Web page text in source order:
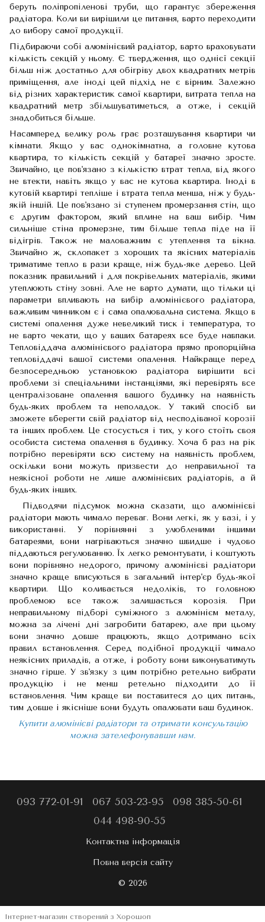
беруть поліпропіленові труби, що гарантує збереження
радіатора. Коли ви вирішили це питання, варто переходити
до вибору самої продукції.
Підбираючи собі алюмінієвий радіатор, варто враховувати
кількість секцій у ньому. Є твердження, що однієї секції
більш ніж достатньо для обігріву двох квадратних метрів
приміщення, але іноді цей підхід не є вірним. Залежно
від різних характеристик самої квартири, витрата тепла на
квадратний метр збільшуватиметься, а отже, і секцій
знадобиться більше.
Насамперед велику роль грає розташування квартири чи
кімнати. Якщо у вас однокімнатна, а головне кутова
квартира, то кількість секцій у батареї значно зросте.
Звичайно, це пов'язано з кількістю втрат тепла, від якого
не втекти, навіть якщо у вас не кутова квартира. Іноді в
кутовій квартирі тепліше і втрата тепла менша, ніж у будь-
якій іншій. Це пов'язано зі ступенем промерзання стін, що
є другим фактором, який вплине на ваш вибір. Чим
сильніше стіна промерзне, тим більше тепла піде на її
відігрів. Також не маловажним є утеплення та вікна.
Звичайно ж, склопакет з хороших та якісних матеріалів
триматиме тепло в рази краще, ніж будь-яке дерево. Цей
показник правильний і для покрівельних матеріалів, якими
утеплюють стіну зовні. Але не варто думати, що тільки ці
параметри впливають на вибір алюмінієвого радіатора,
важливим чинником є і сама опалювальна система. Якщо в
системі опалення дуже невеликий тиск і температура, то
не варто чекати, що у ваших батареях все буде навпаки.
Тепловіддача алюмінієвого радіатора прямо пропорційна
тепловіддачі вашої системи опалення. Найкраще перед
безпосередньою установкою радіатора вирішити всі
проблеми зі спеціальними інстанціями, які перевірять все
централізоване опалення вашого будинку на наявність
будь-яких проблем та неполадок. У такий спосіб ви
зможете вберегти свій радіатор від несподіваної корозії
та інших проблем. Це стосується і тих, у кого стоїть своя
особиста система опалення в будинку. Хоча б раз на рік
потрібно перевіряти всю систему на наявність проблем,
оскільки вони можуть призвести до неправильної та
неякісної роботи не лише алюмінієвих радіаторів, а й
будь-яких інших.
Підводячи підсумок можна сказати, що алюмінієві
радіатори мають чимало переваг. Вони легкі, як у вазі, і у
використанні. У порівнянні з улюбленими іншими
батареями, вони нагріваються значно швидше і чудово
піддаються регулюванню. Їх легко ремонтувати, і коштують
вони порівняно недорого, причому алюмінієві радіатори
значно краще вписуються в загальний інтер'єр будь-якої
квартири. Що коливається недоліків, то головною
проблемою все також залишається корозія. При
неправильному підборі суміжного з алюмінієм металу,
можна за лічені дні загробити батарею, але при цьому
вони значно довше працюють, якщо дотримано всіх
правил встановлення. Серед подібної продукції чимало
неякісних приладів, а отже, і роботу вони виконуватимуть
значно гірше. У зв'язку з цим потрібно ретельно вибрати
продукцію і не менш ретельно підходити до її
встановлення. Чим краще ви поставитеся до цих питань,
тим довше і якісніше вони будуть опалювати ваш будинок.
Купити алюмінієві радіатори та отримати консультацію
можна зателефонувавши нам.
093 772-01-91 067 503-23-95
098 385-50-61
044 498-90-55
Контактна інформація
Повна версія сайту
© 2026
Інтернет-магазин створений з Хорошоп